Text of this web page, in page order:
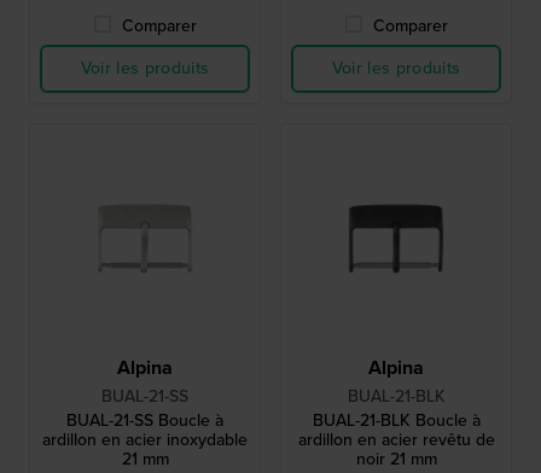
Comparer
Voir les produits
Comparer
Voir les produits
Alpina
BUAL-21-SS
BUAL-21-SS Boucle à
ardillon en acier inoxydable
21 mm
Alpina
BUAL-21-BLK
BUAL-21-BLK Boucle à
ardillon en acier revêtu de
noir 21 mm